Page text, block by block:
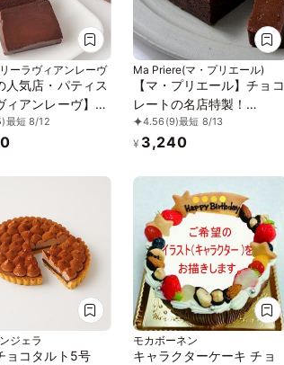
ーラヴィアンレーヴ
人気店・パティス
ィアンレーヴ】テ
ョコラ
最短 8/12
Ma Priere(マ・プリエール)
【マ・プリエール】チョコ
レートの名店特製！
PACARI社製カカオの華や
かな香り×とろけて濃厚テ
4.56 (9)最短 8/13
¥ 3,240
ジェラ
ョコタルト5号
モカボーネン
キャラクターケーキ チョ